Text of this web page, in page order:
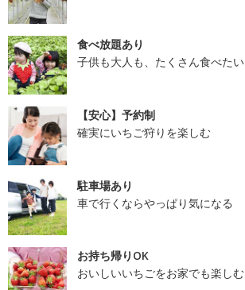
食べ放題あり
子供も大人も、たくさん食べたい
【安心】予約制
確実にいちご狩りを楽しむ
駐車場あり
車で行くならやっぱり気になる
お持ち帰りOK
おいしいいちごをお家でも楽しむ